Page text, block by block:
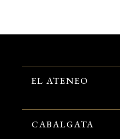
EL ATENEO
CABALGATA